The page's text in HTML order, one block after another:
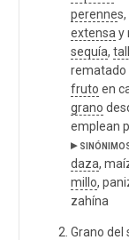
perenne
extensa y
sequía,
rematado
fruto en
grano
emplean
▸
daza,
millo,
zahína
Grano del